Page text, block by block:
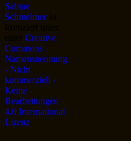
Sabine
Schmelmerist
Creative
Commons
Namensnennung
- Nicht
kommerziell -
Keine
Bearbeitungen
4.0 International
Lizenz